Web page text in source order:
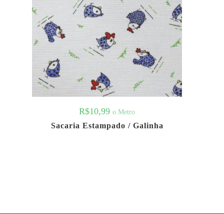
R$10,99 o Metro
Sacaria Estampado / Galinha